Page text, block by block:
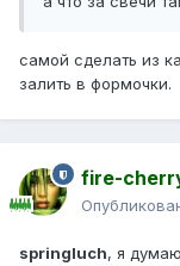
самой сделать из
залить в формочки.
fire-
springluch, я